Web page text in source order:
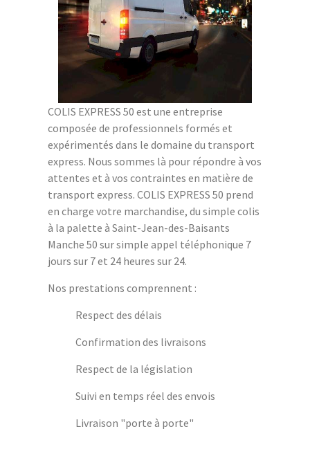
COLIS EXPRESS 50 est une entreprise
composée de professionnels formés et
expérimentés dans le domaine du transport
express. Nous sommes là pour répondre à vos
attentes et à vos contraintes en matière de
transport express. COLIS EXPRESS 50 prend
en charge votre marchandise, du simple colis
à la palette à Saint-Jean-des-Baisants
Manche 50 sur simple appel téléphonique 7
jours sur 7 et 24 heures sur 24.
Nos prestations comprennent :
Respect des délais
Confirmation des livraisons
Respect de la législation
Suivi en temps réel des envois
Livraison "porte à porte"